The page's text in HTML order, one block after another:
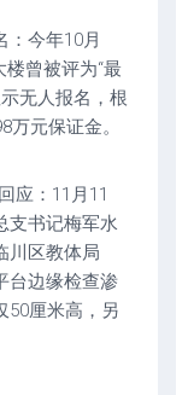
：今年10月
曾被评为“最
无人报名，根
元保证金。
应：11月11
支书记梅军水
川区教体局
台边缘检查渗
50厘米高，另